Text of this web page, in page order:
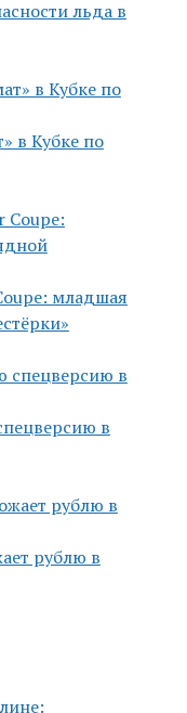
льда в
в Кубке по
младшая
в
рублю в